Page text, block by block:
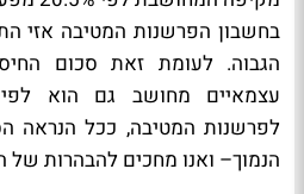
בחשבון הפרשנות המטיבה אזי
הגבוה. לעומת זאת סכום
עצמאיים מחושב גם הוא
לפרשנות המטיבה, ככל הנראה
הנמוך– ואנו מחכים להבהרות של